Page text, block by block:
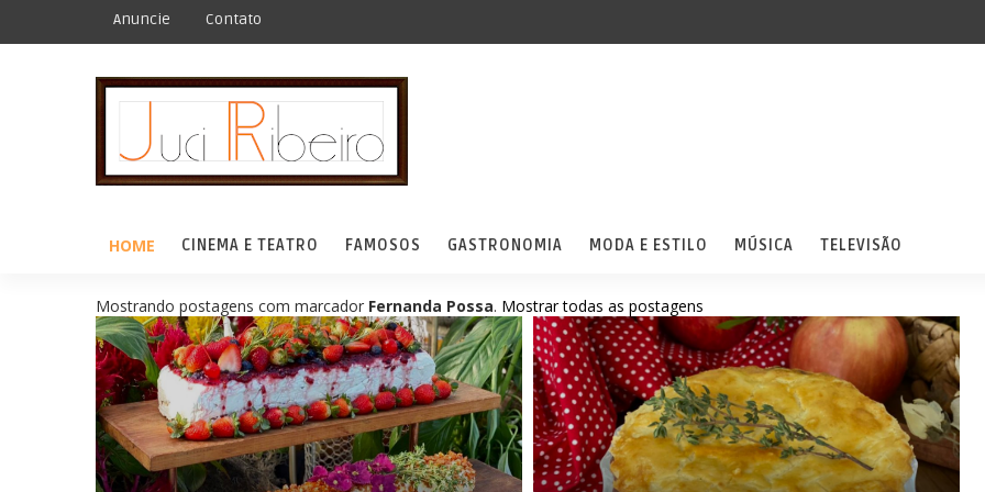
Anuncie Contato
HOME CINEMA E TEATRO FAMOSOS GASTRONOMIA MODA E ESTILO MÚSICA TELEVISÃO
Mostrando postagens com marcador Fernanda Possa. Mostrar todas as postagens